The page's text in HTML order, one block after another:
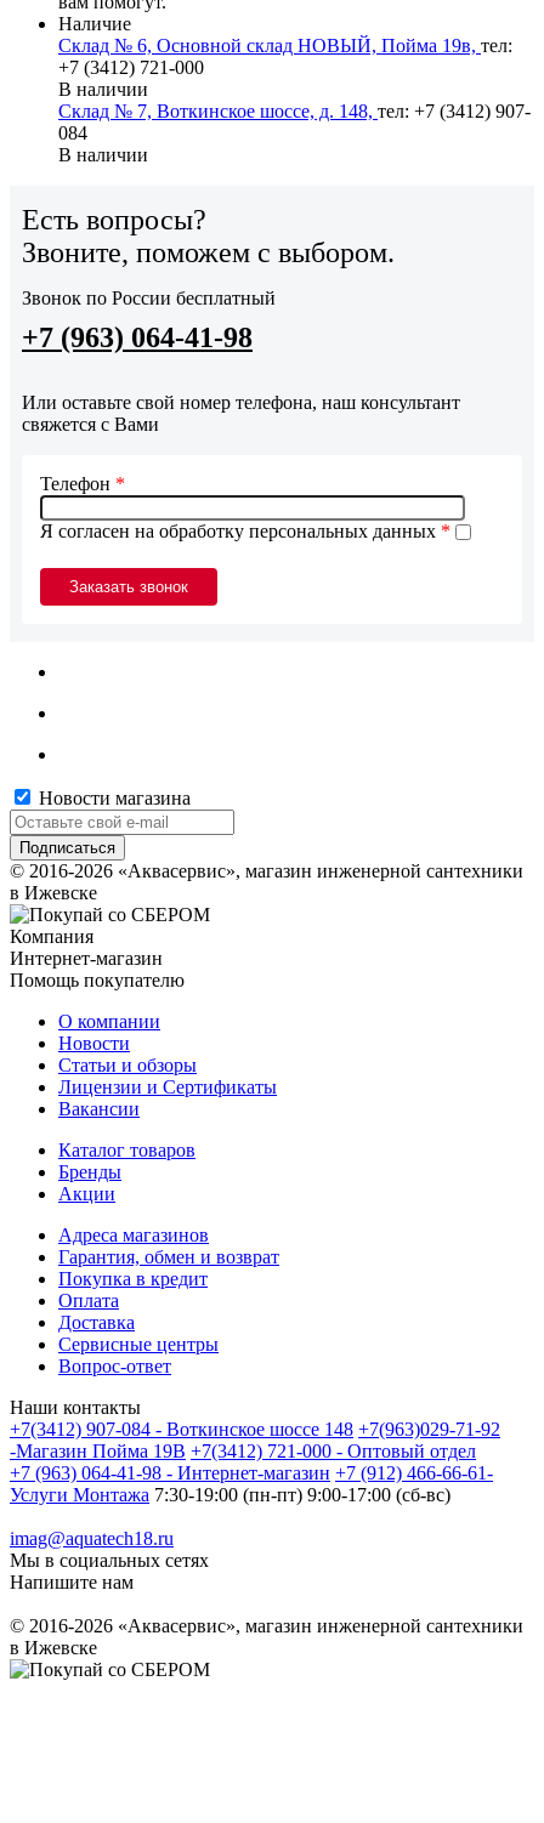
Наличие
Склад № 6, Основной склад НОВЫЙ, Пойма 19в, тел:
+7 (3412) 721-000
В наличии
Склад № 7, Воткинское шоссе, д. 148, тел: +7 (3412) 907-
084
В наличии
Есть вопросы?
Звоните, поможем с выбором.
Звонок по России бесплатный
+7 (963) 064-41-98
Или оставьте свой номер телефона, наш консультант
свяжется с Вами
Я согласен на обработку персональных данных *
Телефон *
Новости магазина
© 2016-2026 «Аквасервис», магазин инженерной сантехники
в Ижевске
Компания
Интернет-магазин
Помощь покупателю
О компании
Новости
Статьи и обзоры
Лицензии и Сертификаты
Вакансии
Каталог товаров
Бренды
Акции
Адреса магазинов
Гарантия, обмен и возврат
Покупка в кредит
Оплата
Доставка
Сервисные центры
Вопрос-ответ
Наши контакты
+7(3412) 907-084 - Воткинское шоссе 148 +7(963)029-71-92
-Магазин Пойма 19В +7(3412) 721-000 - Оптовый отдел
+7 (963) 064-41-98 - Интернет-магазин +7 (912) 466-66-61-
Услуги Монтажа 7:30-19:00 (пн-пт) 9:00-17:00 (сб-вс)
imag@aquatech18.ru
Мы в социальных сетях
Напишите нам
© 2016-2026 «Аквасервис», магазин инженерной сантехники
в Ижевске